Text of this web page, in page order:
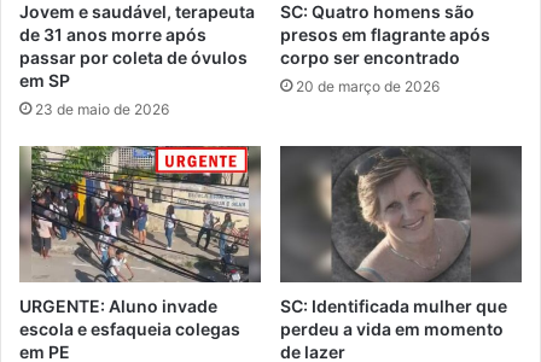
Jovem e saudável, terapeuta
de 31 anos morre após
passar por coleta de óvulos
em SP
23 de maio de 2026
SC: Quatro homens são
presos em flagrante após
corpo ser encontrado
20 de março de 2026
URGENTE: Aluno invade
escola e esfaqueia colegas
em PE
SC: Identificada mulher que
perdeu a vida em momento
de lazer